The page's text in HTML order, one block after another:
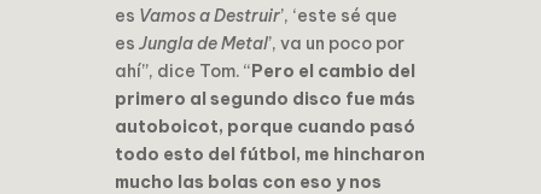
es Vamos a Destruir’, ‘este sé que
es Jungla de Metal’, va un poco por
ahí”, dice Tom. “Pero el cambio del
primero al segundo disco fue más
autoboicot, porque cuando pasó
todo esto del fútbol, me hincharon
mucho las bolas con eso y nos